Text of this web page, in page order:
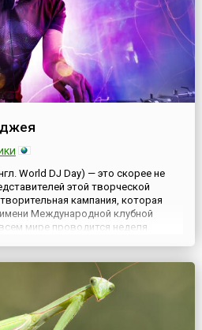
World DJ Day) — это скорее не
этой творческой
кампания, которая
Международной клубной
мире проводится неделя